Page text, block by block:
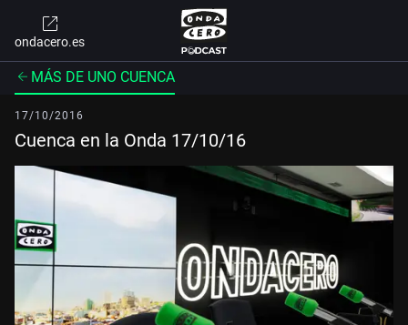
ondacero.es
MÁS DE UNO CUENCA
17/10/2016
Cuenca en la Onda 17/10/16